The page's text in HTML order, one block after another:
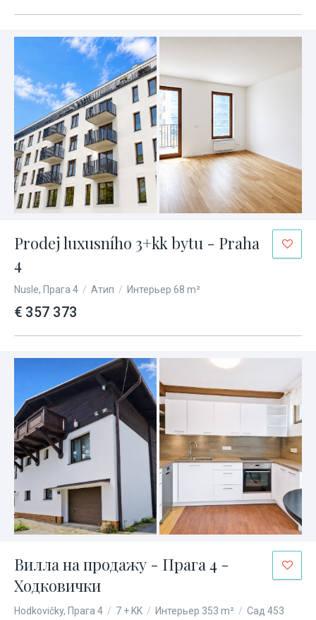
Prodej luxusního 3+kk bytu - Praha
4
Nusle, Прага 4 / Атип / Интерьер 68 m²
€ 357 373
Вилла на продажу - Прага 4 -
Ходковички
Hodkovičky, Прага 4 / 7 + KK / Интерьер 353 m² / Сад 453